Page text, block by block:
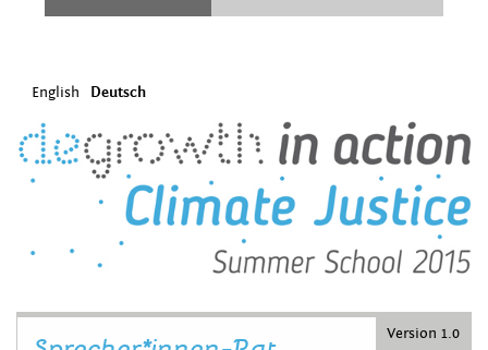
English Deutsch
Version 1.0